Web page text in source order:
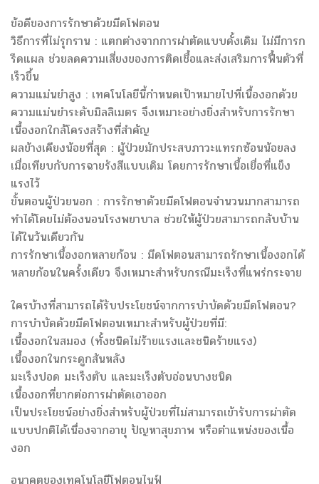
ข้อดีของการรักษาด้วยมีดโฟตอน
วิธีการที่ไม่รุกราน : แตกต่างจากการผ่าตัดแบบดั้งเดิม ไม่มีการก
รีดแผล ช่วยลดความเสี่ยงของการติดเชื้อและส่งเสริมการฟื้นตัวที่
เร็วขึ้น
ความแม่นยำสูง : เทคโนโลยีนี้กำหนดเป้าหมายไปที่เนื้องอกด้วย
ความแม่นยำระดับมิลลิเมตร จึงเหมาะอย่างยิ่งสำหรับการรักษา
เนื้องอกใกล้โครงสร้างที่สำคัญ
ผลข้างเคียงน้อยที่สุด : ผู้ป่วยมักประสบภาวะแทรกซ้อนน้อยลง
เมื่อเทียบกับการฉายรังสีแบบเดิม โดยการรักษาเนื้อเยื่อที่แข็ง
แรงไว้
ขั้นตอนผู้ป่วยนอก : การรักษาด้วยมีดโฟตอนจำนวนมากสามารถ
ทำได้โดยไม่ต้องนอนโรงพยาบาล ช่วยให้ผู้ป่วยสามารถกลับบ้าน
ได้ในวันเดียวกัน
การรักษาเนื้องอกหลายก้อน : มีดโฟตอนสามารถรักษาเนื้องอกได้
หลายก้อนในครั้งเดียว จึงเหมาะสำหรับกรณีมะเร็งที่แพร่กระจาย
ใครบ้างที่สามารถได้รับประโยชน์จากการบำบัดด้วยมีดโฟตอน?
การบำบัดด้วยมีดโฟตอนเหมาะสำหรับผู้ป่วยที่มี:
เนื้องอกในสมอง (ทั้งชนิดไม่ร้ายแรงและชนิดร้ายแรง)
เนื้องอกในกระดูกสันหลัง
มะเร็งปอด มะเร็งตับ และมะเร็งตับอ่อนบางชนิด
เนื้องอกที่ยากต่อการผ่าตัดเอาออก
เป็นประโยชน์อย่างยิ่งสำหรับผู้ป่วยที่ไม่สามารถเข้ารับการผ่าตัด
แบบปกติได้เนื่องจากอายุ ปัญหาสุขภาพ หรือตำแหน่งของเนื้อ
งอก
อนาคตของเทคโนโลยีโฟตอนไนฟ์